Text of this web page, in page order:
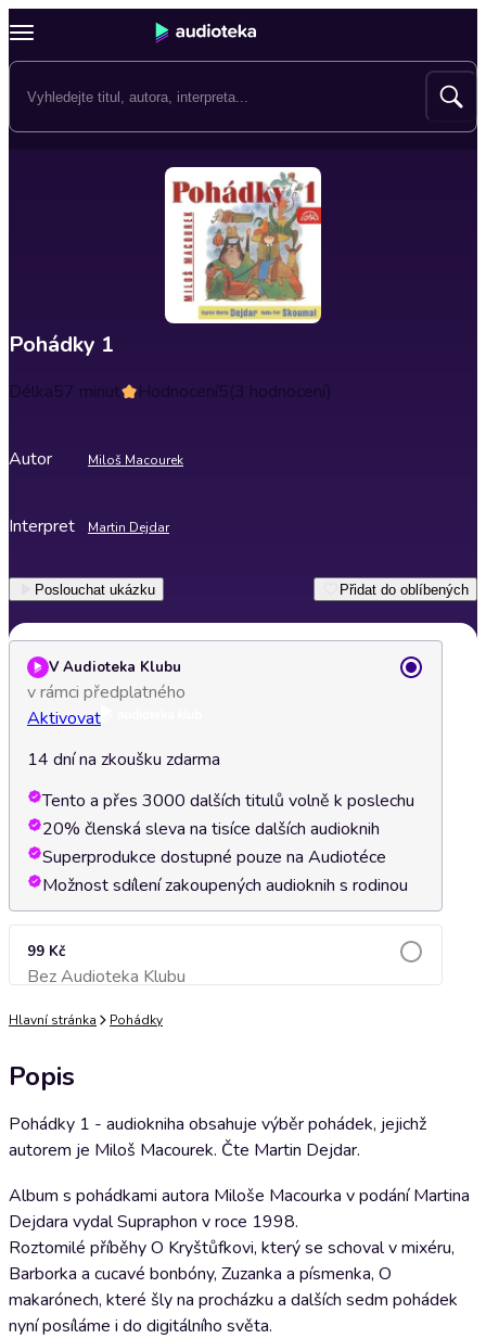
Pohádky 1
Délka57 minut Hodnocení5(3 hodnocení)
Autor Miloš Macourek
Interpret Martin Dejdar
Poslouchat ukázku Přidat do oblíbených
V Audioteka Klubu
v rámci předplatného
Aktivovat
14 dní na zkoušku zdarma
Tento a přes 3000 dalších titulů volně k poslechu
20% členská sleva na tisíce dalších audioknih
Superprodukce dostupné pouze na Audiotéce
Možnost sdílení zakoupených audioknih s rodinou
99 Kč
Bez Audioteka KlubuPřidat do košíku
Hlavní stránka Pohádky
Popis
Pohádky 1 - audiokniha obsahuje výběr pohádek, jejichž
autorem je Miloš Macourek. Čte Martin Dejdar.
Album s pohádkami autora Miloše Macourka v podání Martina
Dejdara vydal Supraphon v roce 1998.
Roztomilé příběhy O Kryštůfkovi, který se schoval v mixéru,
Barborka a cucavé bonbóny, Zuzanka a písmenka, O
makarónech, které šly na procházku a dalších sedm pohádek
nyní posíláme i do digitálního světa.